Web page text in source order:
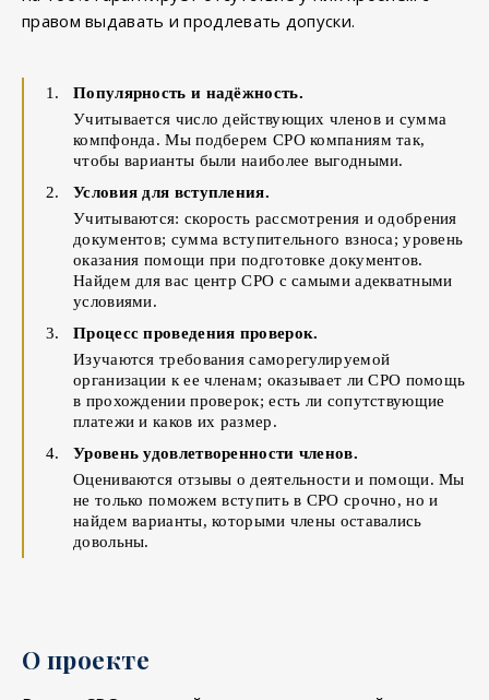
правом выдавать и продлевать допуски.
Популярность и надёжность.
Учитывается число действующих членов и сумма
компфонда. Мы подберем СРО компаниям так,
чтобы варианты были наиболее выгодными.
Условия для вступления.
Учитываются: скорость рассмотрения и одобрения
документов; сумма вступительного взноса; уровень
оказания помощи при подготовке документов.
Найдем для вас центр СРО с самыми адекватными
условиями.
Процесс проведения проверок.
Изучаются требования саморегулируемой
организации к ее членам; оказывает ли СРО помощь
в прохождении проверок; есть ли сопутствующие
платежи и каков их размер.
Уровень удовлетворенности членов.
Оцениваются отзывы о деятельности и помощи. Мы
не только поможем вступить в СРО срочно, но и
найдем варианты, которыми члены оставались
довольны.
О проекте